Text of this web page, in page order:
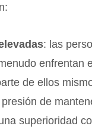
: las
enfrentan
de ellos
de
superioridad